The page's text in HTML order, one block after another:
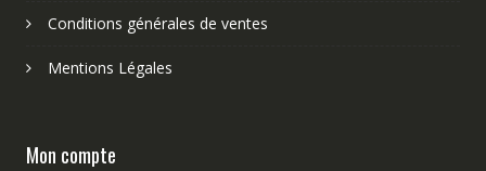
Conditions générales de ventes
Mentions Légales
Mon compte